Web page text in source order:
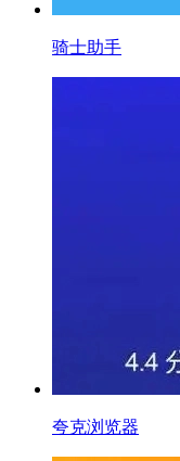
骑士助手
夸克浏览器